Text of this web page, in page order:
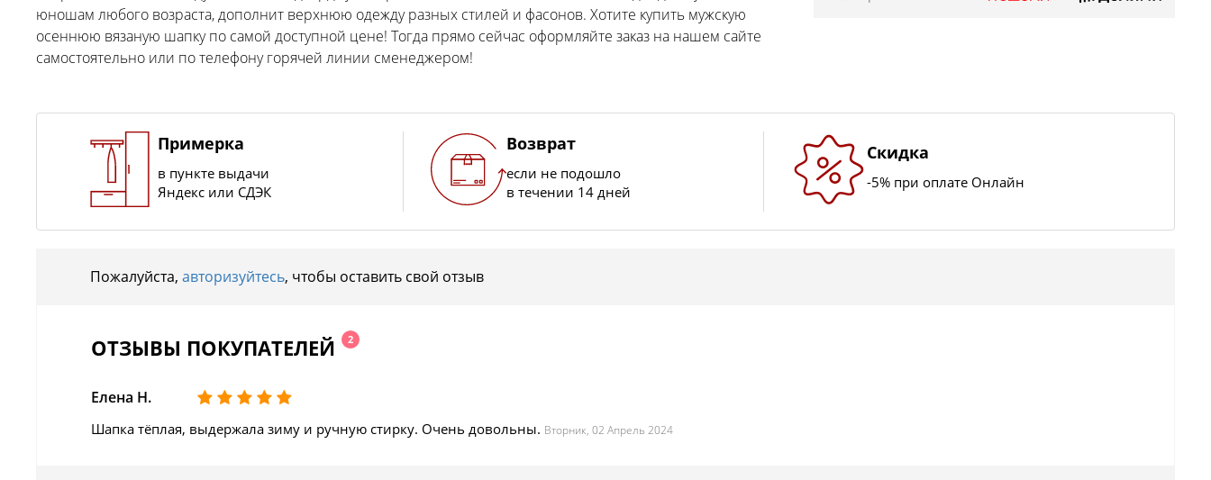
юношам любого возраста, дополнит верхнюю одежду разных стилей и фасонов. Хотите купить мужскую
осеннюю вязаную шапку по самой доступной цене! Тогда прямо сейчас оформляйте заказ на нашем сайте
самостоятельно или по телефону горячей линии сменеджером!
Примерка
в пункте выдачи
Яндекс или СДЭК
Возврат
если не подошло
в течении 14 дней
Скидка
-5% при оплате Онлайн
Пожалуйста, авторизуйтесь, чтобы оставить свой отзыв
ОТЗЫВЫ ПОКУПАТЕЛЕЙ 2
Елена Н.
Шапка тёплая, выдержала зиму и ручную стирку. Очень довольны. Вторник, 02 Апрель 2024